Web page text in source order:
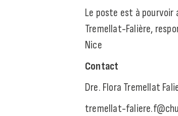
Le poste est à
Tremellat-Falière,
Nice
Contact
Dre. Flora Tremellat
tremellat-